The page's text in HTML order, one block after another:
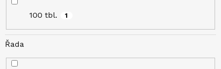
100 tbl. 1
Řada